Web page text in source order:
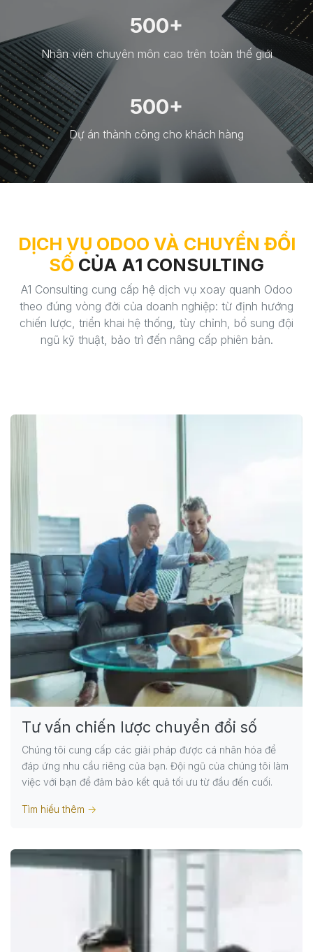
500+
Nhân viên chuyên môn cao trên toàn thế giới
500+
Dự án thành công cho khách hàng
DỊCH VỤ ODOO VÀ CHUYỂN ĐỔI
SỐ CỦA A1 CONSULTING
A1 Consulting cung cấp hệ dịch vụ xoay quanh Odoo
theo đúng vòng đời của doanh nghiệp: từ định hướng
chiến lược, triển khai hệ thống, tùy chỉnh, bổ sung đội
ngũ kỹ thuật, bảo trì đến nâng cấp phiên bản.
Tư vấn chiến lược chuyển đổi số
Chúng tôi cung cấp các giải pháp được cá nhân hóa để
đáp ứng nhu cầu riêng của bạn. Đội ngũ của chúng tôi làm
việc với bạn để đảm bảo kết quả tối ưu từ đầu đến cuối.
Tìm hiểu thêm ->